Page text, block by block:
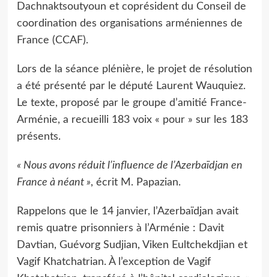
Dachnaktsoutyoun et coprésident du Conseil de
coordination des organisations arméniennes de
France (CCAF).
Lors de la séance plénière, le projet de résolution
a été présenté par le député Laurent Wauquiez.
Le texte, proposé par le groupe d’amitié France-
Arménie, a recueilli 183 voix « pour » sur les 183
présents.
« Nous avons réduit l’influence de l’Azerbaïdjan en
France à néant », écrit M. Papazian.
Rappelons que le 14 janvier, l’Azerbaïdjan avait
remis quatre prisonniers à l’Arménie : Davit
Davtian, Guévorg Sudjian, Viken Eultchekdjian et
Vagif Khatchatrian. À l’exception de Vagif